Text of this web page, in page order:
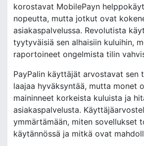
korostavat MobilePayn
nopeutta, mutta jotkut ovat
asiakaspalvelussa. Revolutista
tyytyväisiä sen alhaisiin kuluihin,
raportoineet ongelmista tilin
PayPalin käyttäjät arvostavat sen
laajaa hyväksyntää, mutta monet
maininneet korkeista kuluista ja
asiakaspalvelusta.
ymmärtämään, miten sovellukset
käytännössä ja mitkä ovat